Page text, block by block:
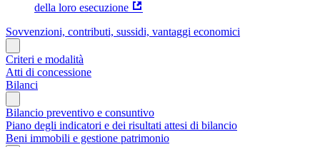
della loro esecuzione
Sovvenzioni, contributi, sussidi, vantaggi economici
Criteri e modalità
Atti di concessione
Bilanci
Bilancio preventivo e consuntivo
Piano degli indicatori e dei risultati attesi di bilancio
Beni immobili e gestione patrimonio